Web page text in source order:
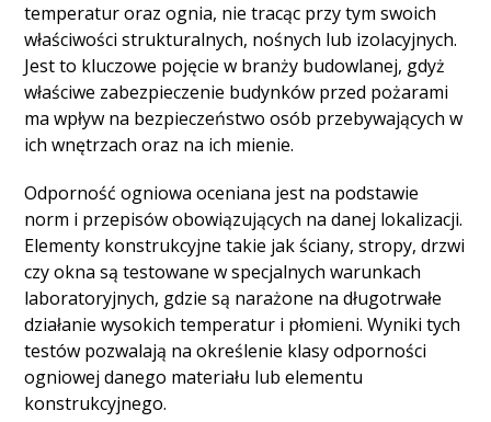
temperatur oraz ognia, nie tracąc przy tym swoich
właściwości strukturalnych, nośnych lub izolacyjnych.
Jest to kluczowe pojęcie w branży budowlanej, gdyż
właściwe zabezpieczenie budynków przed pożarami
ma wpływ na bezpieczeństwo osób przebywających w
ich wnętrzach oraz na ich mienie.
Odporność ogniowa oceniana jest na podstawie
norm i przepisów obowiązujących na danej lokalizacji.
Elementy konstrukcyjne takie jak ściany, stropy, drzwi
czy okna są testowane w specjalnych warunkach
laboratoryjnych, gdzie są narażone na długotrwałe
działanie wysokich temperatur i płomieni. Wyniki tych
testów pozwalają na określenie klasy odporności
ogniowej danego materiału lub elementu
konstrukcyjnego.